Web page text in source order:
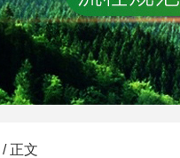
/ 正文